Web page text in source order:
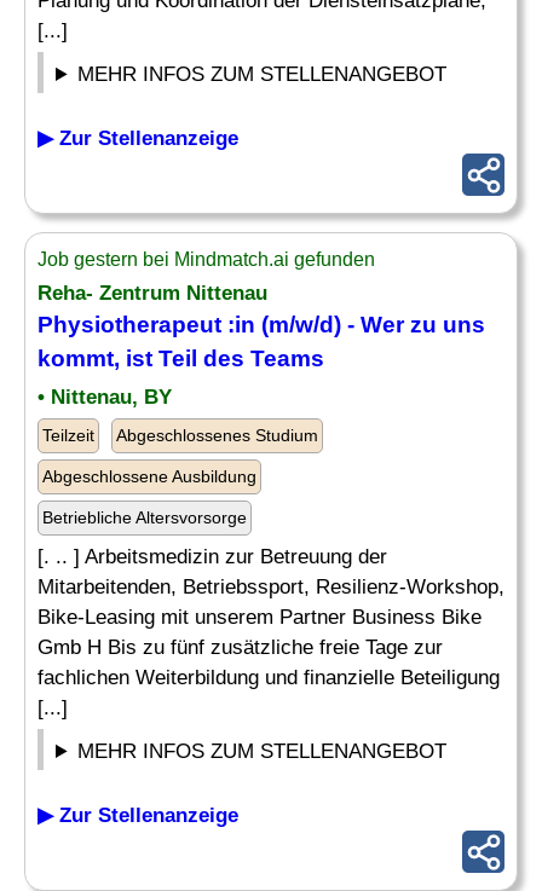
[...]
MEHR INFOS ZUM STELLENANGEBOT
▶ Zur Stellenanzeige
Job gestern bei Mindmatch.ai gefunden
Reha- Zentrum Nittenau
Physiotherapeut :in (m/w/d) - Wer zu uns
kommt, ist Teil des Teams
• Nittenau, BY
Teilzeit Abgeschlossenes Studium
Abgeschlossene Ausbildung
Betriebliche Altersvorsorge
[. .. ] Arbeitsmedizin zur Betreuung der
Mitarbeitenden, Betriebssport, Resilienz-Workshop,
Bike-Leasing mit unserem Partner Business Bike
Gmb H Bis zu fünf zusätzliche freie Tage zur
fachlichen Weiterbildung und finanzielle Beteiligung
[...]
MEHR INFOS ZUM STELLENANGEBOT
▶ Zur Stellenanzeige